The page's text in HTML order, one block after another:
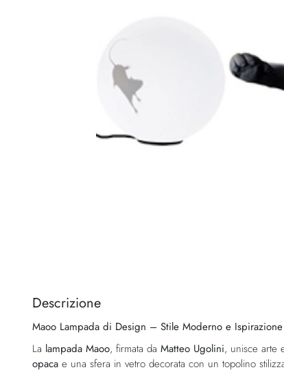
della
di
immagini
Descrizione
Maoo Lampada di Design – Stile Moderno e
La lampada Maoo, firmata da Matteo Ugolini, unisce arte
opaca e una sfera in vetro decorata con un topolino